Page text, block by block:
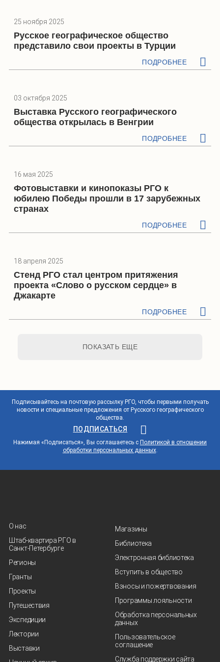
25 ноября 2025
Русское географическое общество
представило свои проекты в Турции
ПОДРОБНЕЕ
03 октября 2025
Выставка Русского географического
общества открылась в Венгрии
ПОДРОБНЕЕ
16 мая 2025
Фотовыставки и кинопоказы РГО к
юбилею Победы прошли в 17 зарубежных
странах
ПОДРОБНЕЕ
18 апреля 2025
Стенд РГО стал центром притяжения
проекта «Слово о русском сердце» в
Джакарте
ПОДРОБНЕЕ
ПОКАЗАТЬ ЕЩЕ
Подписывайтесь на почтовую рассылку РГО, чтобы первыми получать
новости и специальные предложения от Русского географического
общества.
ПОДПИСАТЬСЯ
Нажимая «Подписаться», Вы соглашаетесь с Политикой в отношении
обработки персональных данных.
О нас
Штаб-квартира РГО в
Санкт‑Петербурге
Регионы
Гранты
Проекты
Путешествия
Экспедиции
Лектории
Выставки
Магазины
Библиотека
Электронная библиотека
Вступить в общество
Взносы и пожертвования
Программы лояльности
Обработка персональных
данных
Пользовательское
соглашение
Служба поддержки сайта